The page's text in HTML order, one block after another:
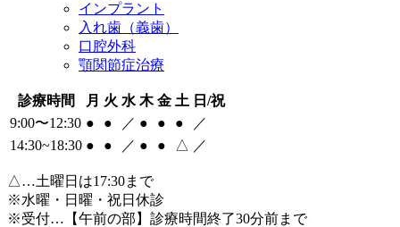
インプラント
入れ歯（義歯）
口腔外科
顎関節症治療
診療時間 月 火 水 木 金 土 日/祝
9:00〜12:30 ● ● ／ ● ● ●
／
14:30~18:30 ● ● ／ ● ● △ ／
△…土曜日は17:30まで
※水曜・日曜・祝日休診
※受付…【午前の部】診療時間終了30分前まで